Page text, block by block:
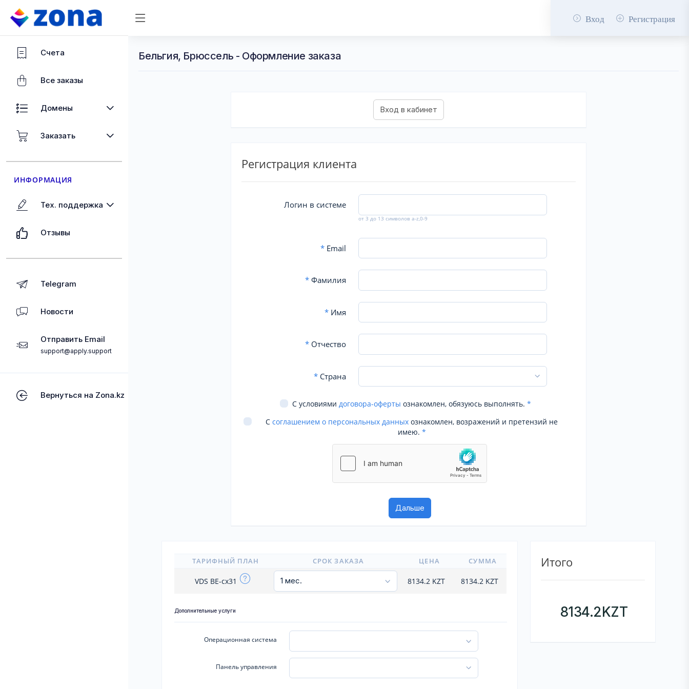
Вход Регистрация
Счета
Все заказы
Домены
Заказать
ИНФОРМАЦИЯ
Тех. поддержка
Отзывы
Telegram
Новости
Отправить Email
support@apply.support
Вернуться на Zona.kz
Бельгия, Брюссель - Оформление заказа
Регистрация клиента
Логин в системе
от 3 до 13 символов a-z,0-9
*Email
*Фамилия
*Имя
*Отчество
*Страна
С условиями договора-оферты ознакомлен, обязуюсь выполнять. *
С соглашением о персональных данных ознакомлен, возражений и претензий не
имею. *
ТАРИФНЫЙ ПЛАН СРОК ЗАКАЗА ЦЕНА СУММА
VDS BE-cx31 8134.2 KZT 8134.2 KZT
Дополнительные услуги
Операционная система
Панель управления
Итого
8134.2KZT